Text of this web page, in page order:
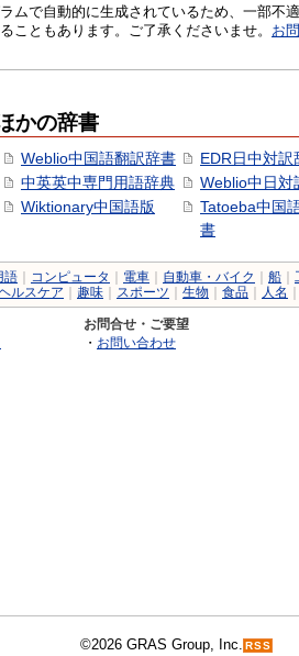
ムで自動的に生成されているため、一部不
こともあります。ご了承くださいませ。 お
かの辞書
Weblio中国語翻訳辞書
中英英中専門用語辞典
Wiktionary中国語版
EDR日中対訳
Weblio中日対
Tatoeba中国
書
語 コンピュータ 電車 自動車・バイク 船
ルスケア 趣味 スポーツ 生物 食品 人名
お問合せ・ご要望
・ お問い合わせ
©2026 GRAS Group, Inc. RSS